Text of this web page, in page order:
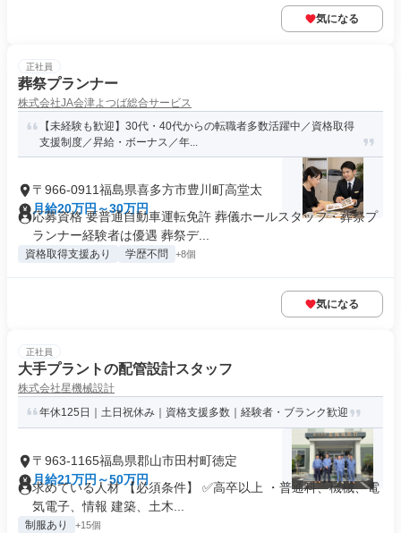
気になる
正社員
葬祭プランナー
株式会社JA会津よつば総合サービス
【未経験も歓迎】30代・40代からの転職者多数活躍中／資格取得
支援制度／昇給・ボーナス／年...
〒966-0911福島県喜多方市豊川町高堂太
月給20万円～30万円
応募資格 要普通自動車運転免許 葬儀ホールスタッフ・葬祭プ
ランナー経験者は優遇 葬祭デ...
資格取得支援あり 学歴不問 +8個
気になる
正社員
大手プラントの配管設計スタッフ
株式会社星機械設計
年休125日｜土日祝休み｜資格支援多数｜経験者・ブランク歓迎
〒963-1165福島県郡山市田村町徳定
月給21万円～50万円
求めている人材 【必須条件】 ✅高卒以上 ・普通科、機械、電
気電子、情報 建築、土木...
制服あり +15個